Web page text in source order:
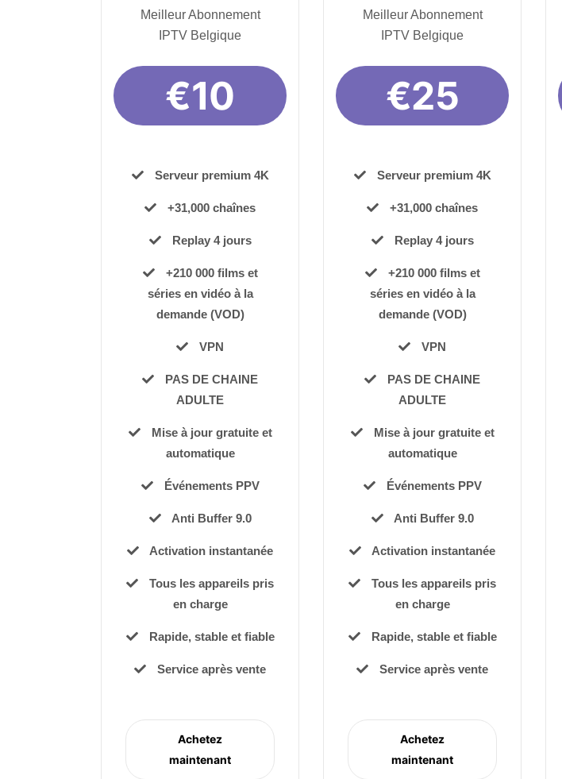
Meilleur Abonnement
IPTV Belgique
€10
Serveur premium 4K
+31,000 chaînes
Replay 4 jours
+210 000 films et
séries en vidéo à la
demande (VOD)
VPN
PAS DE CHAINE
ADULTE
Mise à jour gratuite et
automatique
Événements PPV
Anti Buffer 9.0
Activation instantanée
Tous les appareils pris
en charge
Rapide, stable et fiable
Service après vente
Achetez
maintenant
Meilleur Abonnement
IPTV Belgique
€25
Serveur premium 4K
+31,000 chaînes
Replay 4 jours
+210 000 films et
séries en vidéo à la
demande (VOD)
VPN
PAS DE CHAINE
ADULTE
Mise à jour gratuite et
automatique
Événements PPV
Anti Buffer 9.0
Activation instantanée
Tous les appareils pris
en charge
Rapide, stable et fiable
Service après vente
Achetez
maintenant